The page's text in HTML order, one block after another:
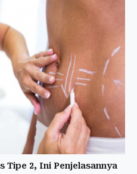
Tipe 2, Ini Penjelasannya